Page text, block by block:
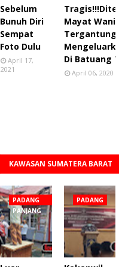
Sebelum
Bunuh Diri
Sempat
Foto Dulu
April 17,
2021
Mayat Wanita
Tergantung
Di Batuang
April 06, 2020
KAWASAN SUMATERA BARAT
PADANG
PANJANG
PADANG